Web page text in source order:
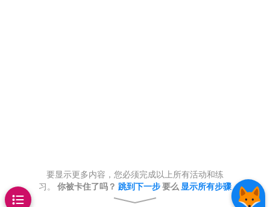
???
要显示更多内容，您必须完成以上所有活动和练
习。 你被卡住了吗？ 跳到下一步要么显示所有步骤